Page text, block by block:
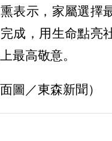
表示，家屬選擇
成，用生命點亮
最高敬意。
面圖／東森新聞）